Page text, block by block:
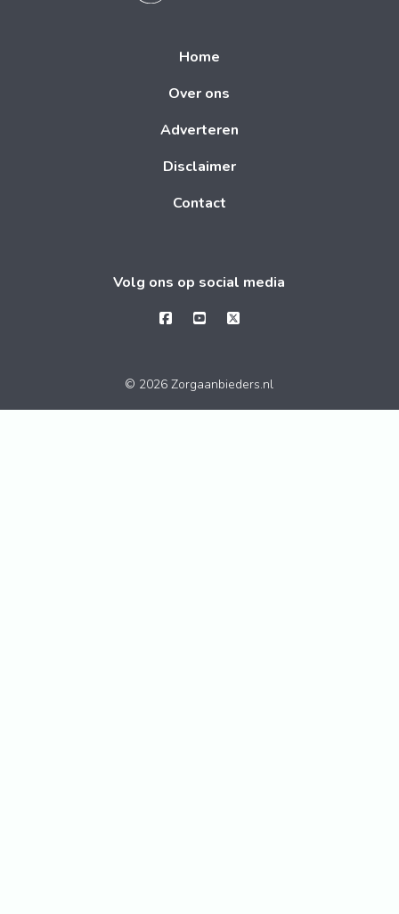
Home
Over ons
Adverteren
Disclaimer
Contact
Volg ons op social media
© 2026 Zorgaanbieders.nl